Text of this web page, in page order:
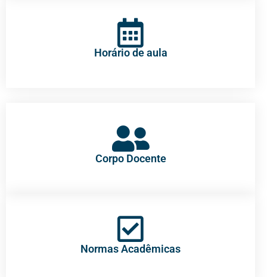
Horário de aula
Corpo Docente
Normas Acadêmicas